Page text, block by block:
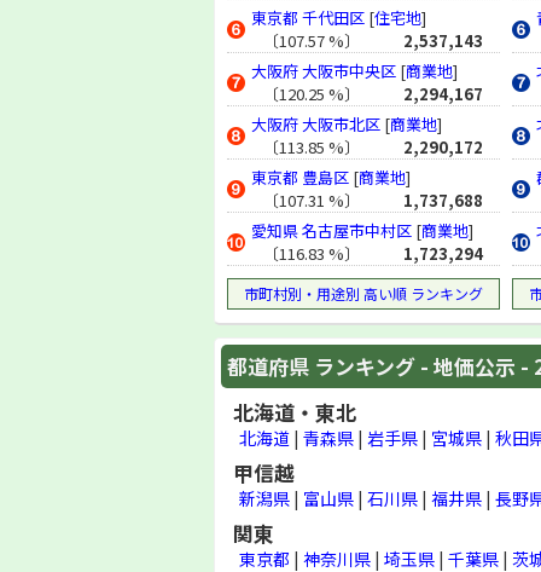
東京都 千代田区 [住宅地]
〔107.57 %〕
2,537,143
大阪府大阪市中央区 [商業地]
〔120.25 %〕
2,294,167
大阪府大阪市北区 [商業地]
〔113.85 %〕
2,290,172
東京都 豊島区 [商業地]
〔107.31 %〕
1,737,688
愛知県名古屋市中村区 [商業地]
〔116.83 %〕
1,723,294
市町村別・用途別 高い順 ランキング
都道府県 ランキング - 地価公示 -
北海道・東北
北海道 | 青森県 | 岩手県 | 宮城県 | 秋田
甲信越
新潟県 | 富山県 | 石川県 | 福井県 | 長野
関東
東京都 | 神奈川県 | 埼玉県 | 千葉県 | 茨